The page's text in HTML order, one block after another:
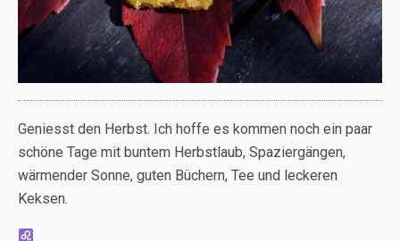
Geniesst den Herbst. Ich hoffe es kommen noch ein paar
schöne Tage mit buntem Herbstlaub, Spaziergängen,
wärmender Sonne, guten Büchern, Tee und leckeren
Keksen.